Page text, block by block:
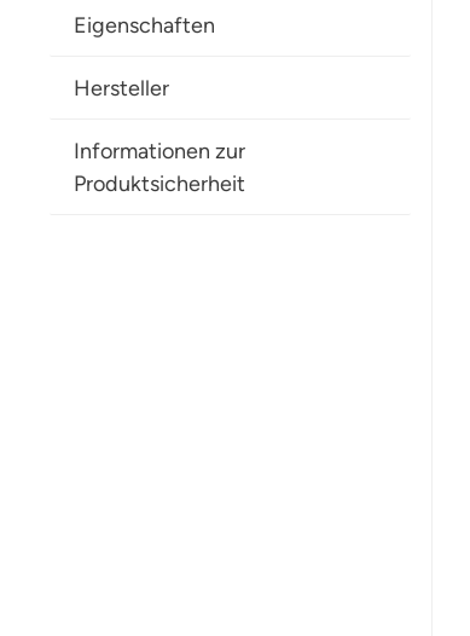
Eigenschaften
Hersteller
Informationen zur
Produktsicherheit